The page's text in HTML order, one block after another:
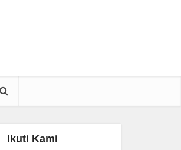
Ikuti Kami